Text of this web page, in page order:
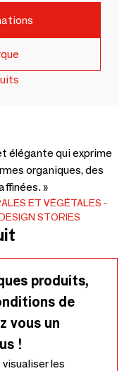
élégante qui exprime
organiques, des
»
ET VÉGÉTALES
STORIES
produits,
de
vous un
!
les